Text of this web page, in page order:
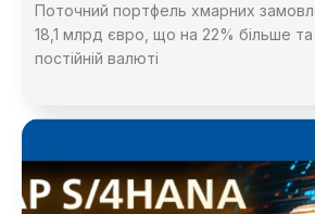
Поточний портфель хмарних
18,1 млрд євро, що на 22% більше
постійній валюті